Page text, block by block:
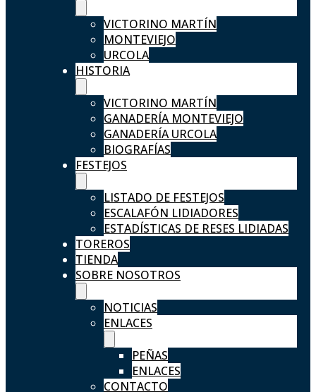
VICTORINO MARTÍN
MONTEVIEJO
URCOLA
HISTORIA
VICTORINO MARTÍN
GANADERÍA MONTEVIEJO
GANADERÍA URCOLA
BIOGRAFÍAS
FESTEJOS
LISTADO DE FESTEJOS
ESCALAFÓN LIDIADORES
ESTADÍSTICAS DE RESES LIDIADAS
TOREROS
TIENDA
SOBRE NOSOTROS
NOTICIAS
ENLACES
PEÑAS
ENLACES
CONTACTO